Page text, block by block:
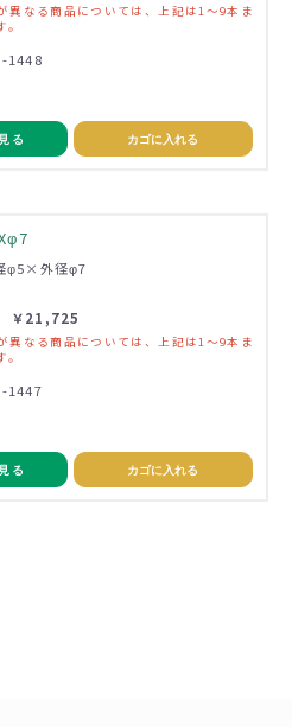
異なる商品については、上記は1～9本ま
1448
る カゴに入れる
φ5×外径φ7
￥21,725
異なる商品については、上記は1～9本ま
1447
る カゴに入れる